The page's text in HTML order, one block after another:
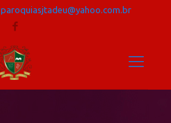
paroquiasjtadeu@yahoo.com.br